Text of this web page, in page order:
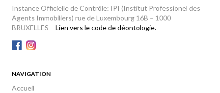
Instance Officielle de Contrôle: IPI (Institut Professionel des
Agents Immobiliers) rue de Luxembourg 16B – 1000
BRUXELLES – Lien vers le code de déontologie.
NAVIGATION
Accueil